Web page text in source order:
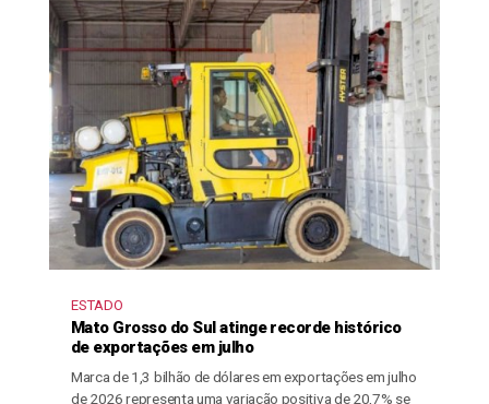
ESTADO
Mato Grosso do Sul atinge recorde histórico
de exportações em julho
Marca de 1,3 bilhão de dólares em exportações em julho
de 2026 representa uma variação positiva de 20,7% se